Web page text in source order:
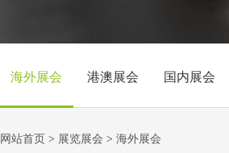
海外展会 港澳展会 国内展会
网站首页 > 展览展会 > 海外展会